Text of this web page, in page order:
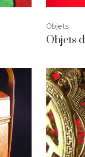
Objets
Objets